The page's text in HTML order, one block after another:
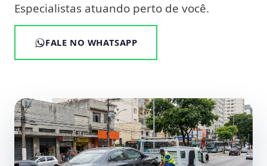
Especialistas atuando perto de você.
FALE NO WHATSAPP